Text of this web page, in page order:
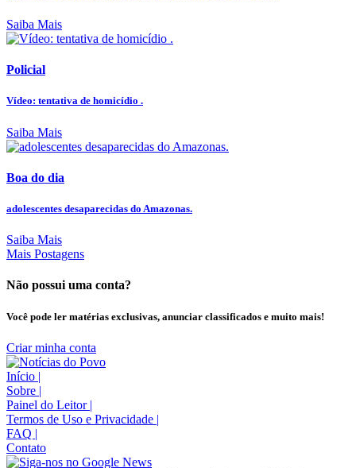
Saiba Mais
Policial
Vídeo: tentativa de homicídio .
Saiba Mais
Boa do dia
adolescentes desaparecidas do Amazonas.
Saiba Mais
Mais Postagens
Não possui uma conta?
Você pode ler matérias exclusivas, anunciar classificados e muito mais!
Criar minha conta
Início |
Sobre |
Painel do Leitor |
Termos de Uso e Privacidade |
FAQ |
Contato